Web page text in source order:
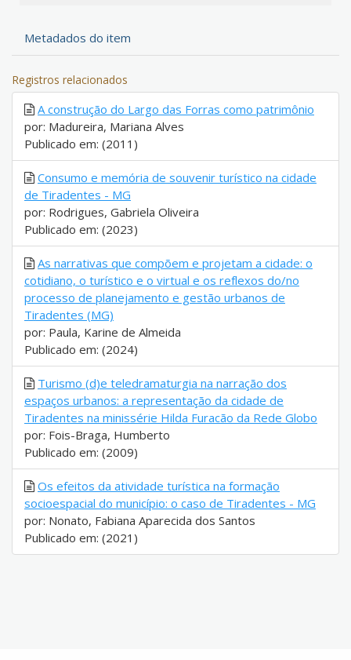
Metadados do item
Registros relacionados
A construção do Largo das Forras como patrimônio
por: Madureira, Mariana Alves
Publicado em: (2011)
Consumo e memória de souvenir turístico na cidade
de Tiradentes - MG
por: Rodrigues, Gabriela Oliveira
Publicado em: (2023)
As narrativas que compõem e projetam a cidade: o
cotidiano, o turístico e o virtual e os reflexos do/no
processo de planejamento e gestão urbanos de
Tiradentes (MG)
por: Paula, Karine de Almeida
Publicado em: (2024)
Turismo (d)e teledramaturgia na narração dos
espaços urbanos: a representação da cidade de
Tiradentes na minissérie Hilda Furacão da Rede Globo
por: Fois-Braga, Humberto
Publicado em: (2009)
Os efeitos da atividade turística na formação
socioespacial do município: o caso de Tiradentes - MG
por: Nonato, Fabiana Aparecida dos Santos
Publicado em: (2021)